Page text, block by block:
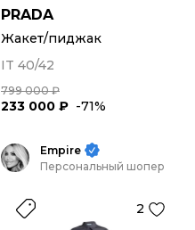
PRADA
Жакет/пиджак
IT 40/42
799 000 ₽
233 000 ₽ -71%
Empire
Персональный шопер
2